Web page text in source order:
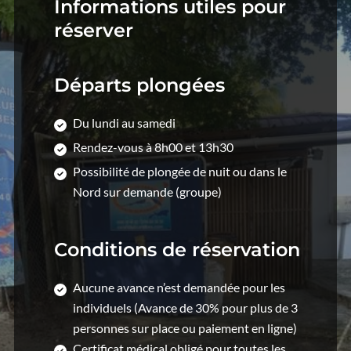
Informations utiles pour
réserver
Départs plongées
Du lundi au samedi
Rendez-vous à 8h00 et 13h30
Possibilité de plongée de nuit ou dans le
Nord sur demande (groupe)
Conditions de réservation
Aucune avance n’est demandée pour les
individuels (Avance de 30% pour plus de 3
personnes sur place ou paiement en ligne)